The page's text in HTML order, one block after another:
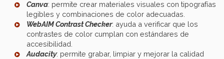
Canva: permite crear materiales visuales con tipografías
legibles y combinaciones de color adecuadas.
WebAIM Contrast Checker: ayuda a verificar que los
contrastes de color cumplan con estándares de
accesibilidad.
Audacity: permite grabar, limpiar y mejorar la calidad